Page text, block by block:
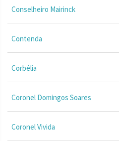
Conselheiro Mairinck
Contenda
Corbélia
Coronel Domingos Soares
Coronel Vivida